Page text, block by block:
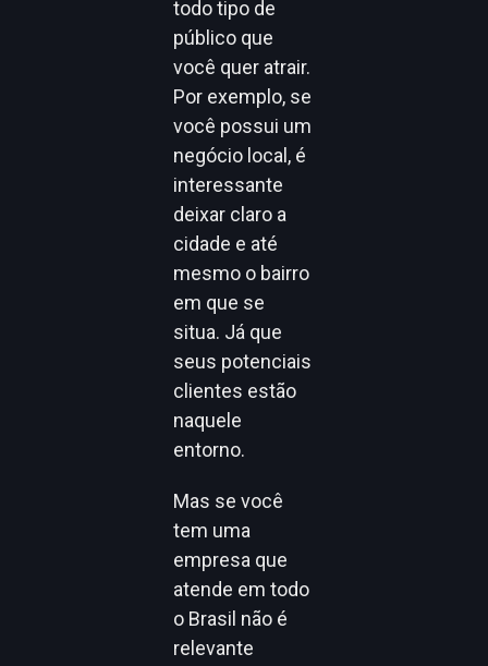
todo tipo de
público que
você quer atrair.
Por exemplo, se
você possui um
negócio local, é
interessante
deixar claro a
cidade e até
mesmo o bairro
em que se
situa. Já que
seus potenciais
clientes estão
naquele
entorno.
Mas se você
tem uma
empresa que
atende em todo
o Brasil não é
relevante